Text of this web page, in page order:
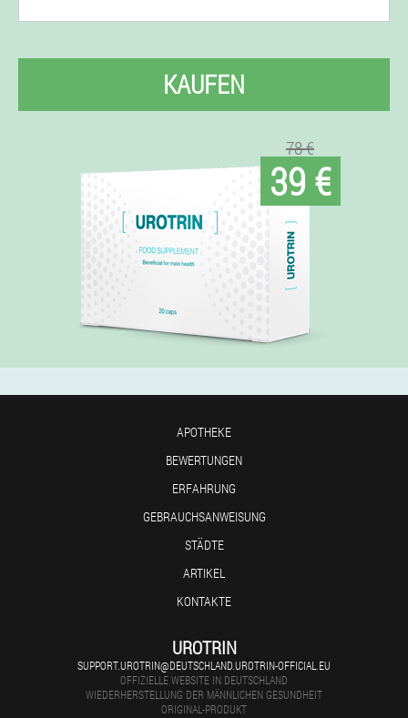
KAUFEN
78 €
39 €
APOTHEKE
BEWERTUNGEN
ERFAHRUNG
GEBRAUCHSANWEISUNG
STÄDTE
ARTIKEL
KONTAKTE
UROTRIN
SUPPORT.UROTRIN@DEUTSCHLAND.UROTRIN-OFFICIAL.EU
OFFIZIELLE WEBSITE IN DEUTSCHLAND
WIEDERHERSTELLUNG DER MÄNNLICHEN GESUNDHEIT
ORIGINAL-PRODUKT